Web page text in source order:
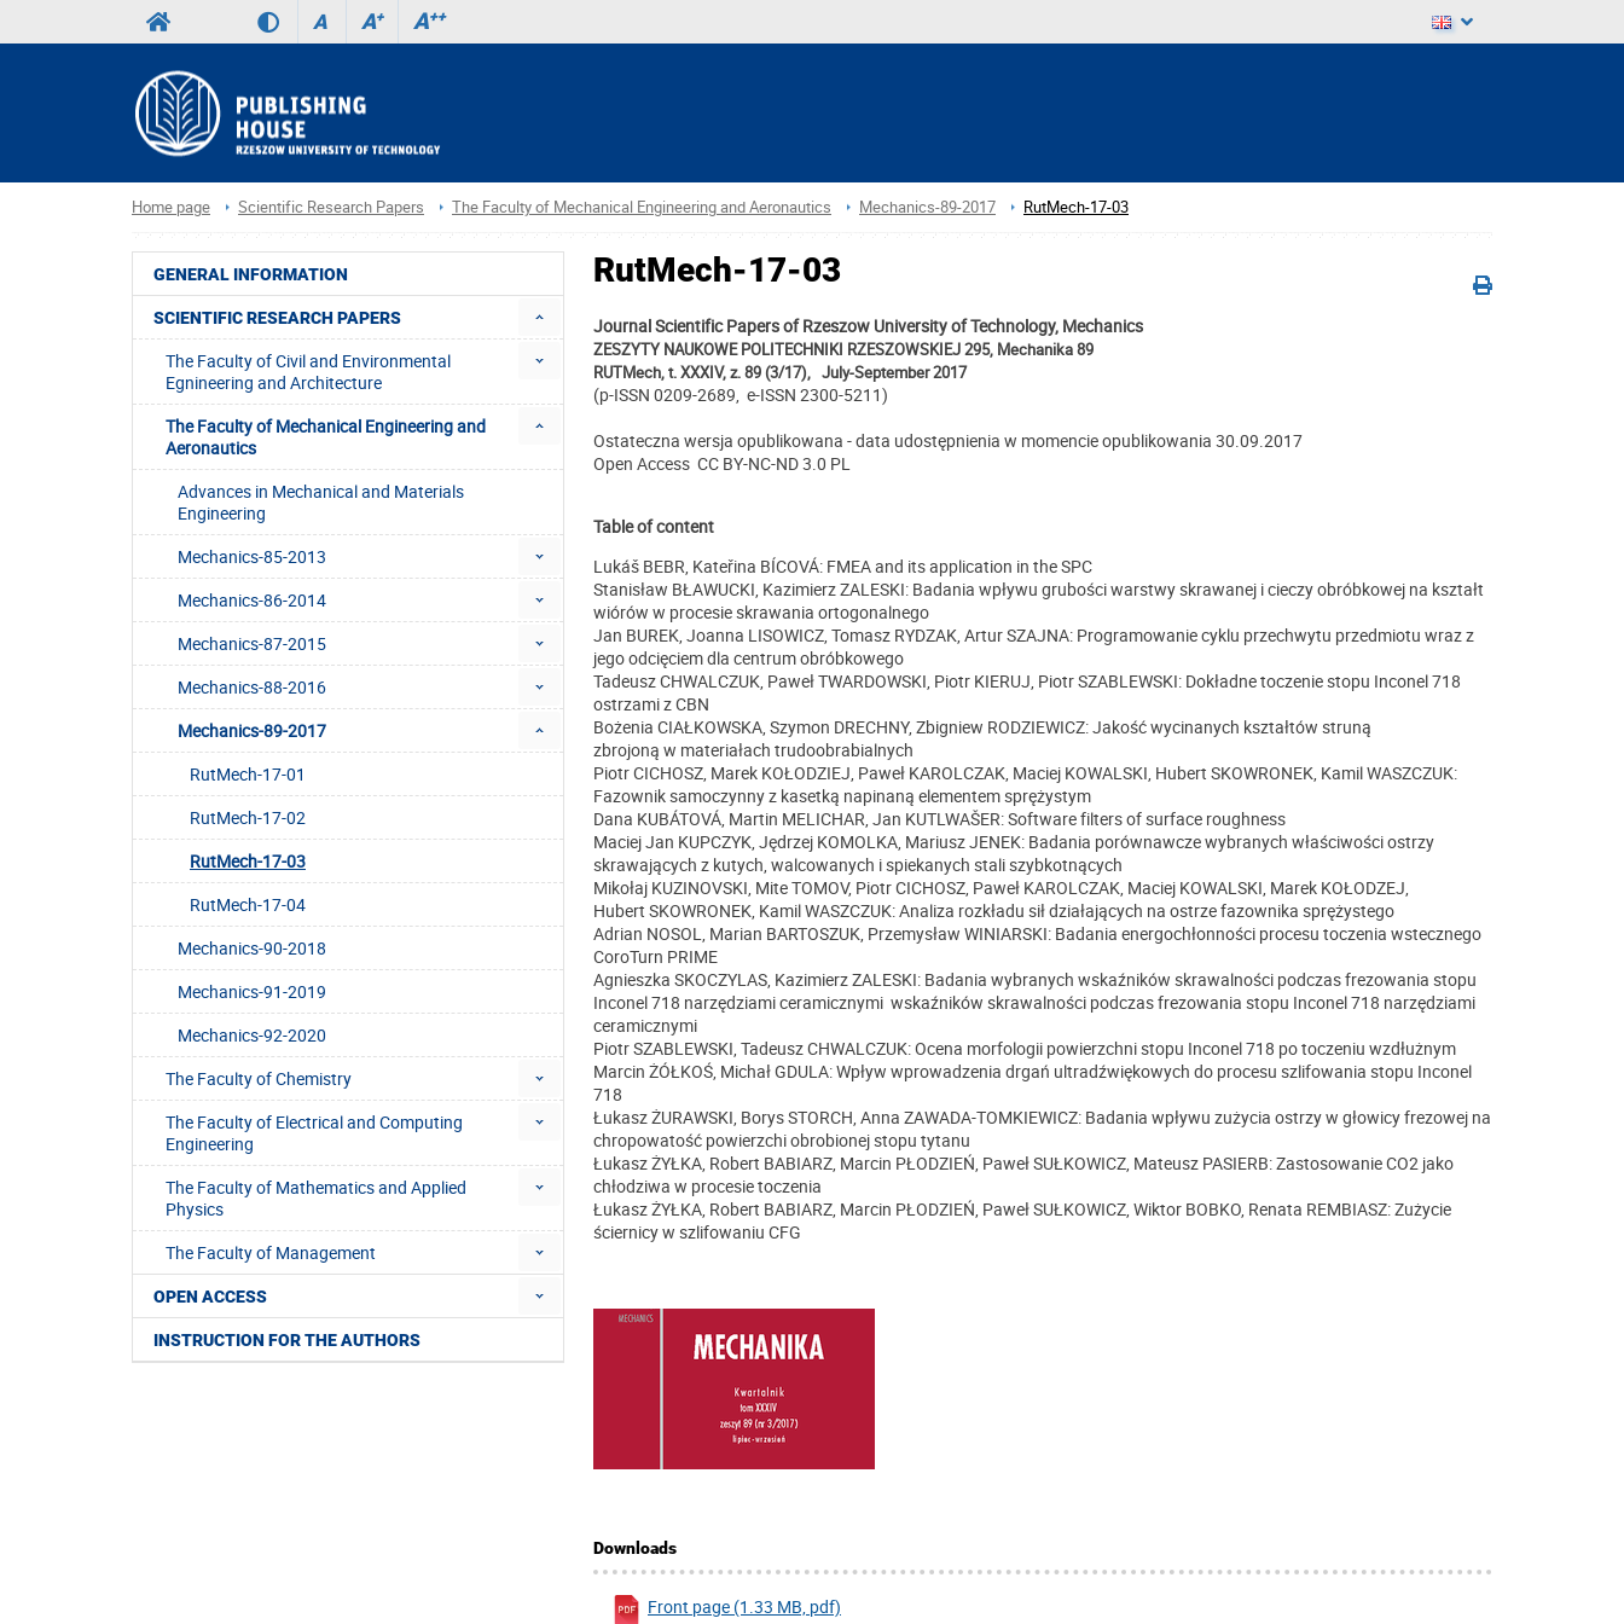
A A+ A++
Home page Scientific Research Papers The Faculty of Mechanical Engineering and Aeronautics Mechanics-89-2017 RutMech-17-03
GENERAL INFORMATION
SCIENTIFIC RESEARCH PAPERS
The Faculty of Civil and Environmental
Egnineering and Architecture
The Faculty of Mechanical Engineering and
Aeronautics
Advances in Mechanical and Materials
Engineering
Mechanics-85-2013
Mechanics-86-2014
Mechanics-87-2015
Mechanics-88-2016
Mechanics-89-2017
RutMech-17-01
RutMech-17-02
RutMech-17-03
RutMech-17-04
Mechanics-90-2018
Mechanics-91-2019
Mechanics-92-2020
The Faculty of Chemistry
The Faculty of Electrical and Computing
Engineering
The Faculty of Mathematics and Applied
Physics
The Faculty of Management
OPEN ACCESS
INSTRUCTION FOR THE AUTHORS
RutMech-17-03
Journal Scientific Papers of Rzeszow University of Technology, Mechanics
ZESZYTY NAUKOWE POLITECHNIKI RZESZOWSKIEJ 295, Mechanika 89
RUTMech, t. XXXIV, z. 89 (3/17), July-September 2017
(p-ISSN 0209-2689, e-ISSN 2300-5211)
Ostateczna wersja opublikowana - data udostępnienia w momencie opublikowania 30.09.2017
Open Access CC BY-NC-ND 3.0 PL
Table of content
Lukáš BEBR, Kateřina BÍCOVÁ: FMEA and its application in the SPC
Stanisław BŁAWUCKI, Kazimierz ZALESKI: Badania wpływu grubości warstwy skrawanej i cieczy obróbkowej na kształt
wiórów w procesie skrawania ortogonalnego
Jan BUREK, Joanna LISOWICZ, Tomasz RYDZAK, Artur SZAJNA: Programowanie cyklu przechwytu przedmiotu wraz z
jego odcięciem dla centrum obróbkowego
Tadeusz CHWALCZUK, Paweł TWARDOWSKI, Piotr KIERUJ, Piotr SZABLEWSKI: Dokładne toczenie stopu Inconel 718
ostrzami z CBN
Bożenia CIAŁKOWSKA, Szymon DRECHNY, Zbigniew RODZIEWICZ: Jakość wycinanych kształtów struną
zbrojoną w materiałach trudoobrabialnych
Piotr CICHOSZ, Marek KOŁODZIEJ, Paweł KAROLCZAK, Maciej KOWALSKI, Hubert SKOWRONEK, Kamil WASZCZUK:
Fazownik samoczynny z kasetką napinaną elementem sprężystym
Dana KUBÁTOVÁ, Martin MELICHAR, Jan KUTLWAŠER: Software filters of surface roughness
Maciej Jan KUPCZYK, Jędrzej KOMOLKA, Mariusz JENEK: Badania porównawcze wybranych właściwości ostrzy
skrawających z kutych, walcowanych i spiekanych stali szybkotnących
Mikołaj KUZINOVSKI, Mite TOMOV, Piotr CICHOSZ, Paweł KAROLCZAK, Maciej KOWALSKI, Marek KOŁODZEJ,
Hubert SKOWRONEK, Kamil WASZCZUK: Analiza rozkładu sił działających na ostrze fazownika sprężystego
Adrian NOSOL, Marian BARTOSZUK, Przemysław WINIARSKI: Badania energochłonności procesu toczenia wstecznego
CoroTurn PRIME
Agnieszka SKOCZYLAS, Kazimierz ZALESKI: Badania wybranych wskaźników skrawalności podczas frezowania stopu
Inconel 718 narzędziami ceramicznymi wskaźników skrawalności podczas frezowania stopu Inconel 718 narzędziami
ceramicznymi
Piotr SZABLEWSKI, Tadeusz CHWALCZUK: Ocena morfologii powierzchni stopu Inconel 718 po toczeniu wzdłużnym
Marcin ŻÓŁKOŚ, Michał GDULA: Wpływ wprowadzenia drgań ultradźwiękowych do procesu szlifowania stopu Inconel
718
Łukasz ŻURAWSKI, Borys STORCH, Anna ZAWADA-TOMKIEWICZ: Badania wpływu zużycia ostrzy w głowicy frezowej na
chropowatość powierzchi obrobionej stopu tytanu
Łukasz ŻYŁKA, Robert BABIARZ, Marcin PŁODZIEŃ, Paweł SUŁKOWICZ, Mateusz PASIERB: Zastosowanie CO2 jako
chłodziwa w procesie toczenia
Łukasz ŻYŁKA, Robert BABIARZ, Marcin PŁODZIEŃ, Paweł SUŁKOWICZ, Wiktor BOBKO, Renata REMBIASZ: Zużycie
ściernicy w szlifowaniu CFG
Downloads
Front page (1.33 MB, pdf)